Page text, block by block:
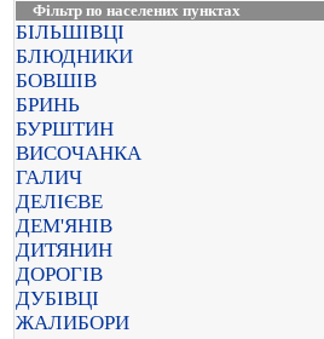
Фільтр по населених пунктах
БІЛЬШІВЦІ
БЛЮДНИКИ
БОВШІВ
БРИНЬ
БУРШТИН
ВИСОЧАНКА
ГАЛИЧ
ДЕЛІЄВЕ
ДЕМ'ЯНІВ
ДИТЯНИН
ДОРОГІВ
ДУБІВЦІ
ЖАЛИБОРИ